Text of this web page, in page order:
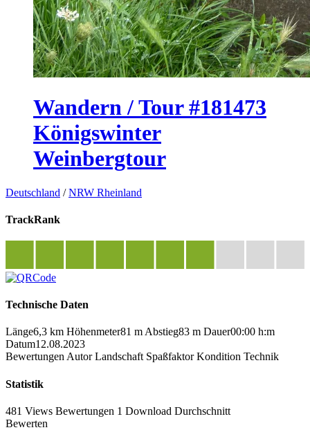
Wandern / Tour #181473
Königswinter
Weinbergtour
Deutschland /NRW Rheinland
TrackRank
Technische Daten
Länge6,3 km Höhenmeter81 m Abstieg83 m Dauer00:00 h:m
Datum12.08.2023
Bewertungen Autor Landschaft Spaßfaktor Kondition Technik
Statistik
481 Views Bewertungen 1 Download Durchschnitt
Bewerten